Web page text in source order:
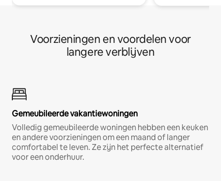
Voorzieningen en voordelen voor
langere verblijven
Gemeubileerde vakantiewoningen
Volledig gemeubileerde woningen hebben een keuken
en andere voorzieningen om een maand of langer
comfortabel te leven. Ze zijn het perfecte alternatief
voor een onderhuur.